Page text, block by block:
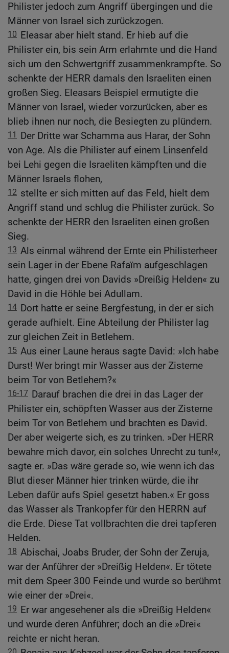
Philister jedoch zum Angriff übergingen und die
Männer von Israel sich zurückzogen.
10 Eleasar aber hielt stand. Er hieb auf die
Philister ein, bis sein Arm erlahmte und die Hand
sich um den Schwertgriff zusammenkrampfte. So
schenkte der HERR damals den Israeliten einen
großen Sieg. Eleasars Beispiel ermutigte die
Männer von Israel, wieder vorzurücken, aber es
blieb ihnen nur noch, die Besiegten zu plündern.
11
Der Dritte war Schamma aus Harar, der Sohn
von Age. Als die Philister auf einem Linsenfeld
bei Lehi gegen die Israeliten kämpften und die
Männer Israels flohen,
12 stellte er sich mitten auf das Feld, hielt dem
Angriff stand und schlug die Philister zurück. So
schenkte der HERR den Israeliten einen großen
Sieg.
13 Als einmal während der Ernte ein Philisterheer
sein Lager in der Ebene Rafaïm aufgeschlagen
hatte, gingen drei von Davids »Dreißig Helden« zu
David in die Höhle bei Adullam.
14 Dort hatte er seine Bergfestung, in der er sich
gerade aufhielt. Eine Abteilung der Philister lag
zur gleichen Zeit in Betlehem.
15 Aus einer Laune heraus sagte David: »Ich habe
Durst! Wer bringt mir Wasser aus der Zisterne
beim Tor von Betlehem?«
16-17 Darauf brachen die drei in das Lager der
Philister ein, schöpften Wasser aus der Zisterne
beim Tor von Betlehem und brachten es David.
Der aber weigerte sich, es zu trinken. »Der HERR
bewahre mich davor, ein solches Unrecht zu tun!«,
sagte er. »Das wäre gerade so, wie wenn ich das
Blut dieser Männer hier trinken würde, die ihr
Leben dafür aufs Spiel gesetzt haben.« Er goss
das Wasser als Trankopfer für den HERRN auf
die Erde. Diese Tat vollbrachten die drei tapferen
Helden.
18 Abischai, Joabs Bruder, der Sohn der Zeruja,
war der Anführer der »Dreißig Helden«. Er tötete
mit dem Speer 300 Feinde und wurde so berühmt
wie einer der »Drei«.
19 Er war angesehener als die »Dreißig Helden«
und wurde deren Anführer; doch an die »Drei«
reichte er nicht heran.